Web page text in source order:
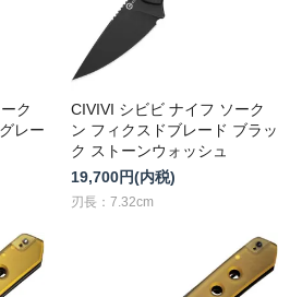
ク
レー
CIVIVI シビビ ナイフ ソーク
ン フィクスドブレード ブラッ
ク ストーンウォッシュ
19,700円(内税)
刃長：7.32cm